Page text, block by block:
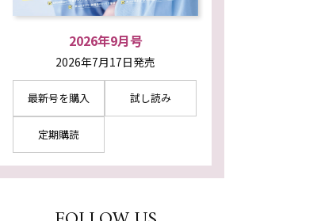
2026年9月号
2026年7月17日発売
最新号を購入 試し読み
定期購読